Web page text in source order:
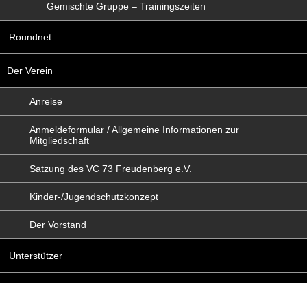
Gemischte Gruppe – Trainingszeiten
Roundnet
Der Verein
Anreise
Anmeldeformular / Allgemeine Informationen zur
Mitgliedschaft
Satzung des VC 73 Freudenberg e.V.
Kinder-/Jugendschutzkonzept
Der Vorstand
Unterstützer